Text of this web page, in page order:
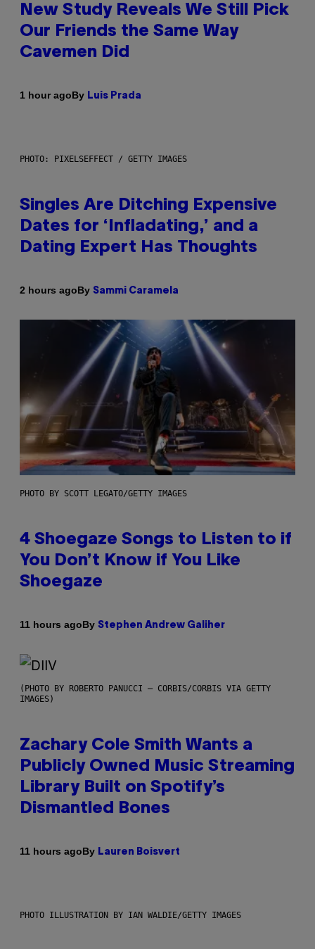
New Study Reveals We Still Pick
Our Friends the Same Way
Cavemen Did
1 hour agoBy Luis Prada
PHOTO: PIXELSEFFECT / GETTY IMAGES
Singles Are Ditching Expensive
Dates for ‘Infladating,’ and a
Dating Expert Has Thoughts
2 hours agoBy Sammi Caramela
PHOTO BY SCOTT LEGATO/GETTY IMAGES
4 Shoegaze Songs to Listen to if
You Don’t Know if You Like
Shoegaze
11 hours agoBy Stephen Andrew Galiher
(PHOTO BY ROBERTO PANUCCI – CORBIS/CORBIS VIA GETTY
IMAGES)
Zachary Cole Smith Wants a
Publicly Owned Music Streaming
Library Built on Spotify’s
Dismantled Bones
11 hours agoBy Lauren Boisvert
PHOTO ILLUSTRATION BY IAN WALDIE/GETTY IMAGES